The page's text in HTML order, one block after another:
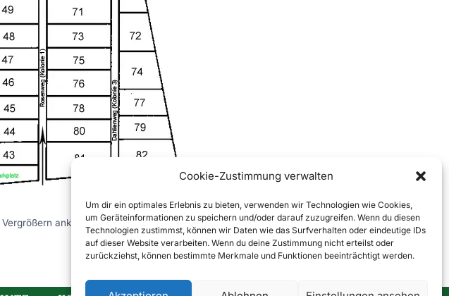
Cookie-Zustimmung verwalten
Um dir ein optimales Erlebnis zu bieten, verwenden wir Technologien wie Cookies,
um Geräteinformationen zu speichern und/oder darauf zuzugreifen. Wenn du diesen
Technologien zustimmst, können wir Daten wie das Surfverhalten oder eindeutige IDs
auf dieser Website verarbeiten. Wenn du deine Zustimmung nicht erteilst oder
zurückziehst, können bestimmte Merkmale und Funktionen beeinträchtigt werden.
anklicken)